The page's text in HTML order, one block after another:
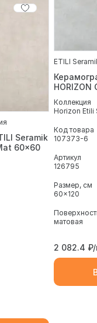
Seramik
60x60
ETILI
Коллекция
Horizon Etili
Код товара
107373-6
Артикул
126795
Размер, см
60x120
матовая
2 082.4